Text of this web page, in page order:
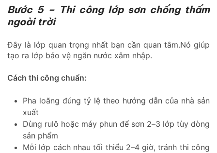
Bước 5 – Thi công lớp sơn chống thấm
ngoài trời
Đây là lớp quan trọng nhất bạn cần quan tâm.Nó giúp
tạo ra lớp bảo vệ ngăn nước xâm nhập.
Cách thi công chuẩn:
Pha loãng đúng tỷ lệ theo hướng dẫn của nhà sản
xuất
Dùng rulô hoặc máy phun để sơn 2–3 lớp tùy dòng
sản phẩm
Mỗi lớp cách nhau tối thiểu 2–4 giờ, tránh thi công